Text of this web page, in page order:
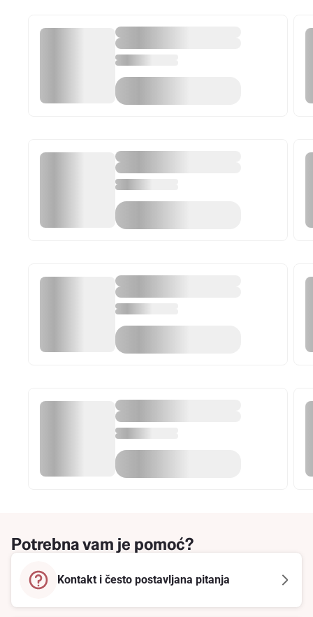
Potrebna vam je pomoć?
Kontakt i često postavljana pitanja